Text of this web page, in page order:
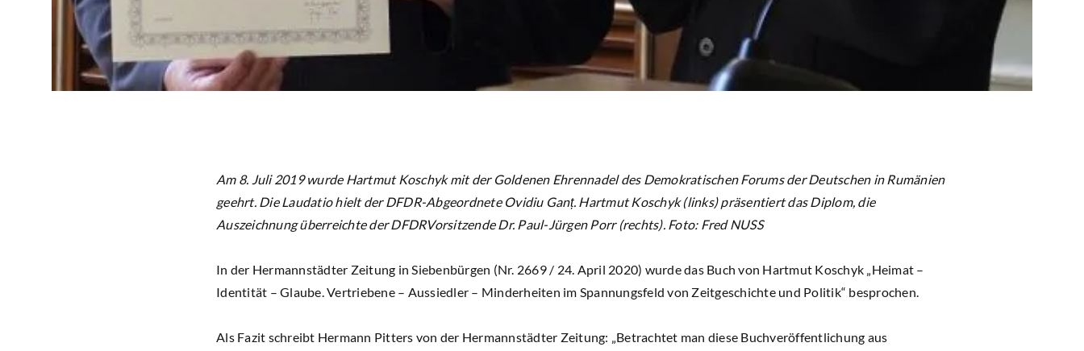
Am 8. Juli 2019 wurde Hartmut Koschyk mit der Goldenen Ehrennadel des Demokratischen Forums der Deutschen in Rumänien
geehrt. Die Laudatio hielt der DFDR-Abgeordnete Ovidiu Ganț. Hartmut Koschyk (links) präsentiert das Diplom, die
Auszeichnung überreichte der DFDRVorsitzende Dr. Paul-Jürgen Porr (rechts). Foto: Fred NUSS
In der Hermannstädter Zeitung in Siebenbürgen (Nr. 2669 / 24. April 2020) wurde das Buch von Hartmut Koschyk „Heimat –
Identität – Glaube. Vertriebene – Aussiedler – Minderheiten im Spannungsfeld von Zeitgeschichte und Politik“ besprochen.
Als Fazit schreibt Hermann Pitters von der Hermannstädter Zeitung: „Betrachtet man diese Buchveröffentlichung aus